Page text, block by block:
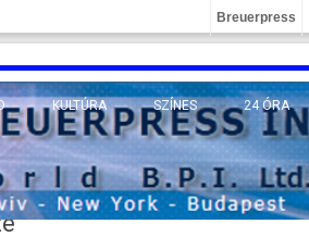
Breuerpress
EURÓPA
KÖZEL-KELET
KULTÚRA
TUDOMÁNY
SZÍNES 24 ÓRA